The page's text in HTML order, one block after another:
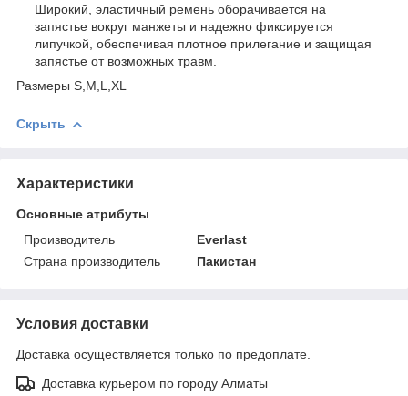
Широкий, эластичный ремень оборачивается на
запястье вокруг манжеты и надежно фиксируется
липучкой, обеспечивая плотное прилегание и защищая
запястье от возможных травм.
Размеры S,M,L,XL
Скрыть
Характеристики
Основные атрибуты
Производитель
Everlast
Страна производитель
Пакистан
Условия доставки
Доставка осуществляется только по предоплате.
Доставка курьером по городу Алматы